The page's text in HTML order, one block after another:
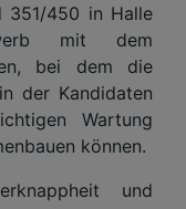
351/450 in Halle
mit dem
bei dem die
der Kandidaten
Wartung
können.
und